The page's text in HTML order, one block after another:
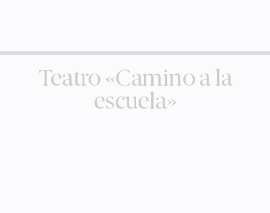
Teatro «Camino a la
escuela»